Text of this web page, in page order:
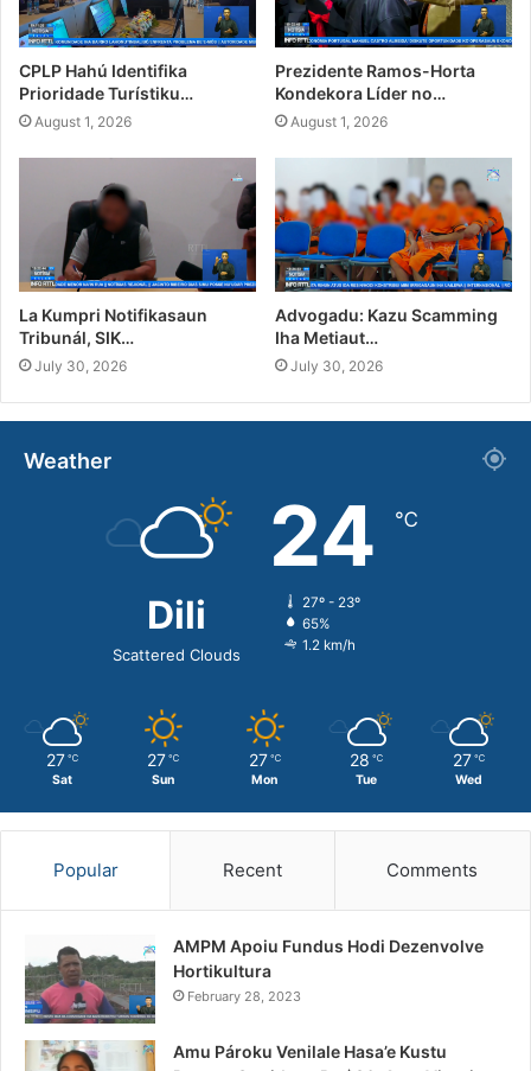
CPLP Hahú Identifika
Prioridade Turístiku…
August 1, 2026
Prezidente Ramos-Horta
Kondekora Líder no…
August 1, 2026
La Kumpri Notifikasaun
Tribunál, SIK…
July 30, 2026
Advogadu: Kazu Scamming
Iha Metiaut…
July 30, 2026
Weather
Dili
Scattered Clouds
24 ℃
27º - 23º
65%
1.2 km/h
27 ℃
Sat
27 ℃
Sun
27 ℃
Mon
28 ℃
Tue
27 ℃
Wed
Popular Recent Comments
AMPM Apoiu Fundus Hodi Dezenvolve
Hortikultura
February 28, 2023
Amu Pároku Venilale Hasa’e Kustu